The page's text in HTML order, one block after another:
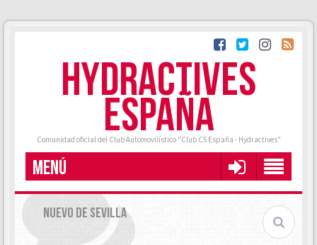
HYDRACTIVES
ESPAÑA
Comunidad oficial del Club Automovilístico "Club C5 España - Hydractives"
MENÚ
NUEVO DE SEVILLA